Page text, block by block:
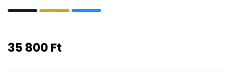
35 800 Ft